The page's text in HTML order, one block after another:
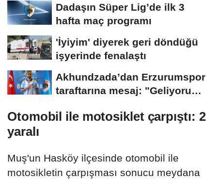
Dadaşın Süper Lig’de ilk 3
hafta maç programı
'İyiyim' diyerek geri döndüğü
işyerinde fenalaştı
Akhundzada’dan Erzurumspor
taraftarına mesaj: "Geliyorum
Otomobil ile motosiklet çarpıştı: 2
yaralı
Muş'un Hasköy ilçesinde otomobil ile
motosikletin çarpışması sonucu meydana